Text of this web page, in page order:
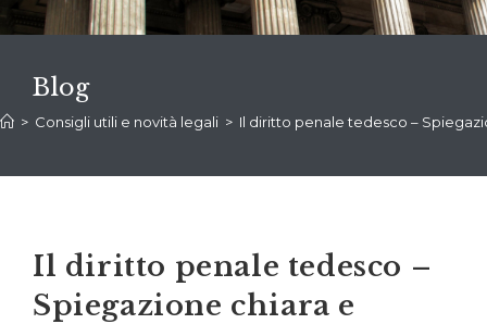
Blog
> Consigli utili e novità legali > Il diritto penale tedesco –
Il diritto penale tedesco –
Spiegazione chiara e